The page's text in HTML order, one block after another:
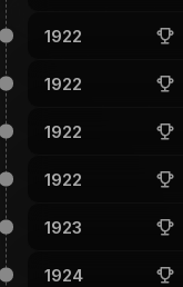
1922
1922
1922
1922
1923
1924